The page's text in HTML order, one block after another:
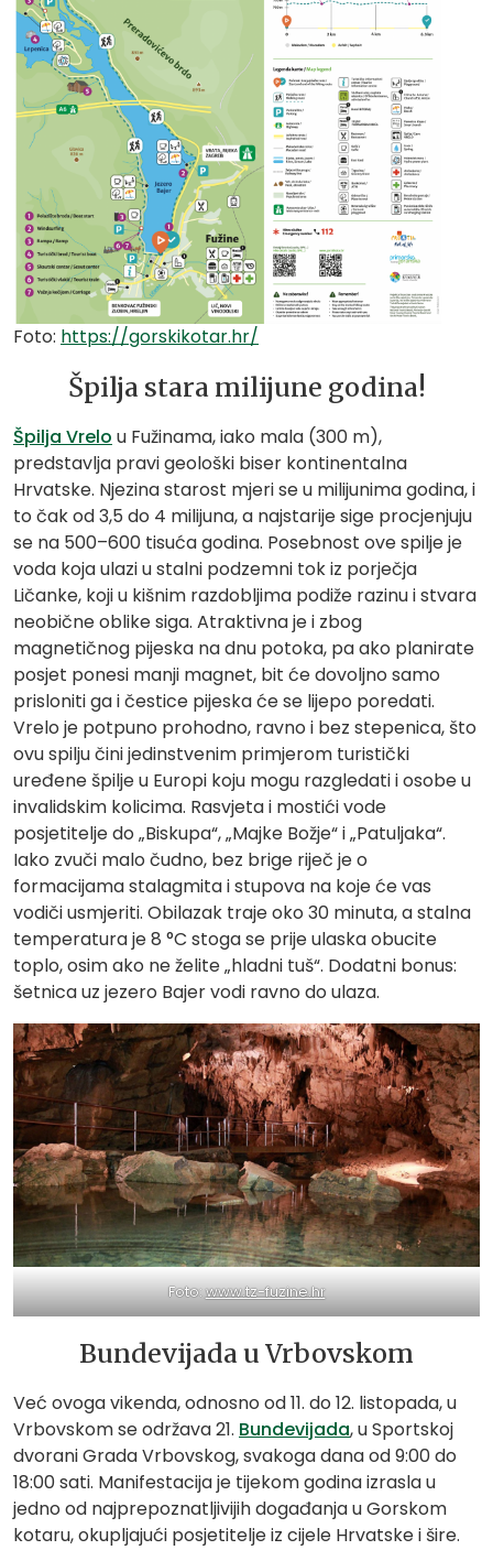
Foto: https://gorskikotar.hr/
Špilja stara milijune godina!
Špilja Vrelo u Fužinama, iako mala (300 m),
predstavlja pravi geološki biser kontinentalna
Hrvatske. Njezina starost mjeri se u milijunima godina, i
to čak od 3,5 do 4 milijuna, a najstarije sige procjenjuju
se na 500–600 tisuća godina. Posebnost ove spilje je
voda koja ulazi u stalni podzemni tok iz porječja
Ličanke, koji u kišnim razdobljima podiže razinu i stvara
neobične oblike siga. Atraktivna je i zbog
magnetičnog pijeska na dnu potoka, pa ako planirate
posjet ponesi manji magnet, bit će dovoljno samo
prisloniti ga i čestice pijeska će se lijepo poredati.
Vrelo je potpuno prohodno, ravno i bez stepenica, što
ovu spilju čini jedinstvenim primjerom turistički
uređene špilje u Europi koju mogu razgledati i osobe u
invalidskim kolicima. Rasvjeta i mostići vode
posjetitelje do „Biskupa“, „Majke Božje“ i „Patuljaka“.
Iako zvuči malo čudno, bez brige riječ je o
formacijama stalagmita i stupova na koje će vas
vodiči usmjeriti. Obilazak traje oko 30 minuta, a stalna
temperatura je 8 °C stoga se prije ulaska obucite
toplo, osim ako ne želite „hladni tuš“. Dodatni bonus:
šetnica uz jezero Bajer vodi ravno do ulaza.
Foto:www.tz-fuzine.hr
Bundevijada u Vrbovskom
Već ovoga vikenda, odnosno od 11. do 12. listopada, u
Vrbovskom se održava 21. Bundevijada, u Sportskoj
dvorani Grada Vrbovskog, svakoga dana od 9:00 do
18:00 sati. Manifestacija je tijekom godina izrasla u
jedno od najprepoznatljivijih događanja u Gorskom
kotaru, okupljajući posjetitelje iz cijele Hrvatske i šire.